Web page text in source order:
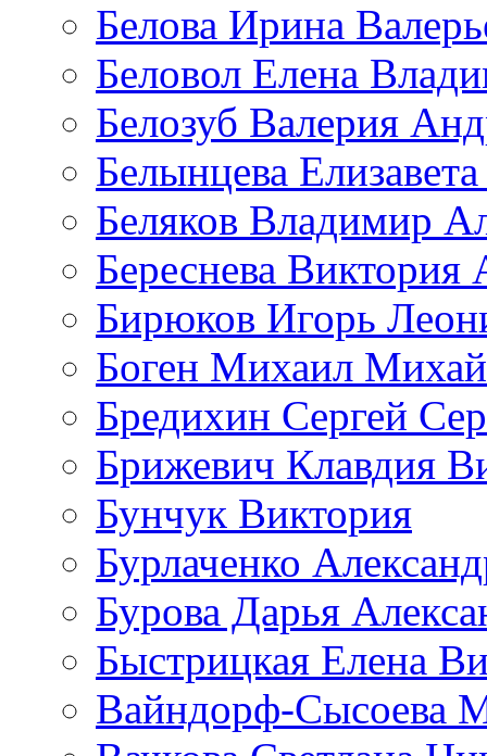
Белова Ирина
Беловол Елена
Белозуб Валерия
Белынцева
Беляков Владимир
Береснева Виктория
Бирюков Игорь
Боген Михаил
Бредихин Сергей
Брижевич Клавдия
Бунчук Виктория
Бурлаченко
Бурова Дарья
Быстрицкая Елена
Вайндорф-Сысоева